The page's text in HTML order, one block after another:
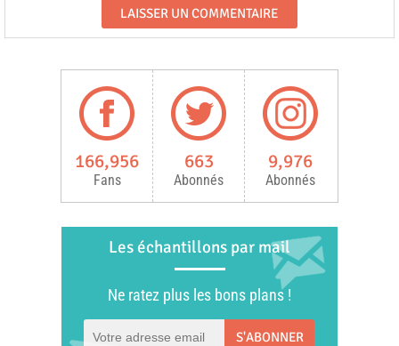
166,956
Fans
663
Abonnés
9,976
Abonnés
Les échantillons par mail
Ne ratez plus les bons plans !
S'ABONNER